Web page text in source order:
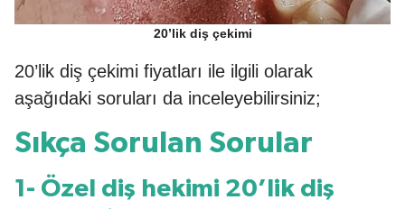
20’lik diş çekimi
20’lik diş çekimi fiyatları ile ilgili olarak
aşağıdaki soruları da inceleyebilirsiniz;
Sıkça Sorulan Sorular
1- Özel diş hekimi 20’lik diş